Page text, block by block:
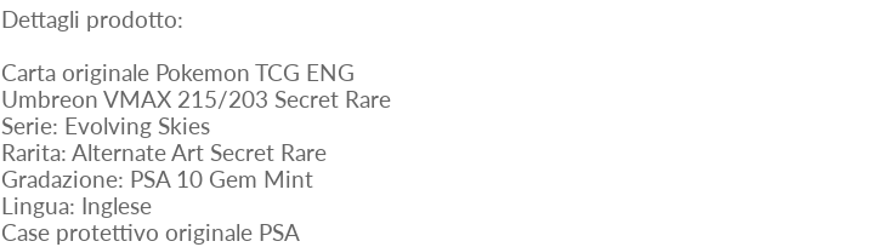
Dettagli prodotto:
Carta originale Pokemon TCG ENG
Umbreon VMAX 215/203 Secret Rare
Serie: Evolving Skies
Rarita: Alternate Art Secret Rare
Gradazione: PSA 10 Gem Mint
Lingua: Inglese
Case protettivo originale PSA